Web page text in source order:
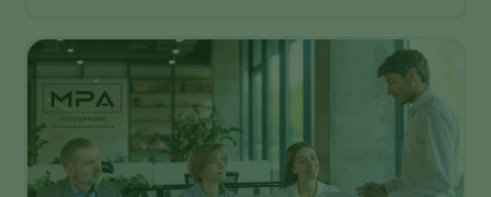
толщиной 4,5 мм в раскрытом в